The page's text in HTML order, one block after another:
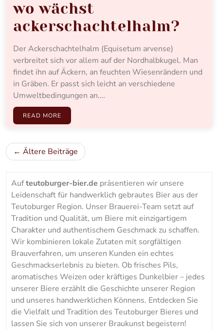
wo wächst
ackerschachtelhalm?
Der Ackerschachtelhalm (Equisetum arvense)
verbreitet sich vor allem auf der Nordhalbkugel. Man
findet ihn auf Äckern, an feuchten Wiesenrändern und
in Gräben. Er passt sich leicht an verschiedene
Umweltbedingungen an.…
READ MORE
Beitragsnavigation
Ältere Beiträge
Aufteutoburger-bier.de präsentieren wir unsere
Leidenschaft für handwerklich gebrautes Bier aus der
Teutoburger Region. Unser Brauerei-Team setzt auf
Tradition und Qualität, um Biere mit einzigartigem
Charakter und authentischem Geschmack zu schaffen.
Wir kombinieren lokale Zutaten mit sorgfältigen
Brauverfahren, um unseren Kunden ein echtes
Geschmackserlebnis zu bieten. Ob frisches Pils,
aromatisches Weizen oder kräftiges Dunkelbier – jedes
unserer Biere erzählt die Geschichte unserer Region
und unseres handwerklichen Könnens. Entdecken Sie
die Vielfalt und Tradition des Teutoburger Bieres und
lassen Sie sich von unserer Braukunst begeistern!